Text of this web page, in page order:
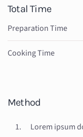
Total Time
Preparation Time
Cooking Time
Method
Lorem ipsum